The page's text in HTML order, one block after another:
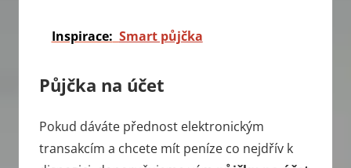
Inspirace: Smart půjčka
Půjčka na účet
Pokud dáváte přednost elektronickým
transakcím a chcete mít peníze co nejdřív k